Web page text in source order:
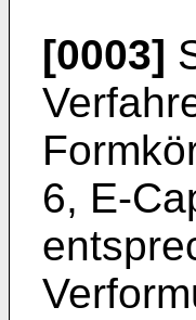
[0003]
6, E-